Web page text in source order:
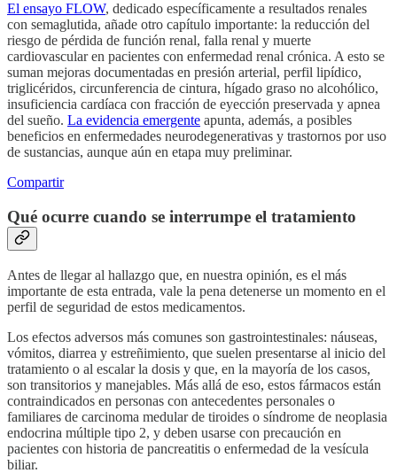
El ensayo FLOW, dedicado específicamente a resultados renales
con semaglutida, añade otro capítulo importante: la reducción del
riesgo de pérdida de función renal, falla renal y muerte
cardiovascular en pacientes con enfermedad renal crónica. A esto se
suman mejoras documentadas en presión arterial, perfil lipídico,
triglicéridos, circunferencia de cintura, hígado graso no alcohólico,
insuficiencia cardíaca con fracción de eyección preservada y apnea
del sueño. La evidencia emergente apunta, además, a posibles
beneficios en enfermedades neurodegenerativas y trastornos por uso
de sustancias, aunque aún en etapa muy preliminar.
Compartir
Qué ocurre cuando se interrumpe el tratamiento
Antes de llegar al hallazgo que, en nuestra opinión, es el más
importante de esta entrada, vale la pena detenerse un momento en el
perfil de seguridad de estos medicamentos.
Los efectos adversos más comunes son gastrointestinales: náuseas,
vómitos, diarrea y estreñimiento, que suelen presentarse al inicio del
tratamiento o al escalar la dosis y que, en la mayoría de los casos,
son transitorios y manejables. Más allá de eso, estos fármacos están
contraindicados en personas con antecedentes personales o
familiares de carcinoma medular de tiroides o síndrome de neoplasia
endocrina múltiple tipo 2, y deben usarse con precaución en
pacientes con historia de pancreatitis o enfermedad de la vesícula
biliar.